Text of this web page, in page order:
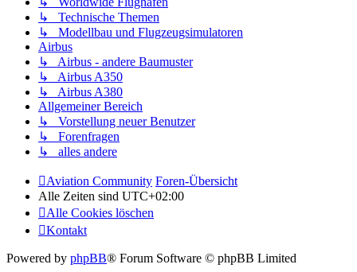
↳ Technische Themen
↳ Modellbau und Flugzeugsimulatoren
Airbus
↳ Airbus - andere Baumuster
↳ Airbus A350
↳ Airbus A380
Allgemeiner Bereich
↳ Vorstellung neuer Benutzer
↳ Forenfragen
↳ alles andere
Aviation Community Foren-Übersicht
Alle Zeiten sind UTC+02:00
Alle Cookies löschen
Kontakt
Powered by phpBB® Forum Software © phpBB Limited